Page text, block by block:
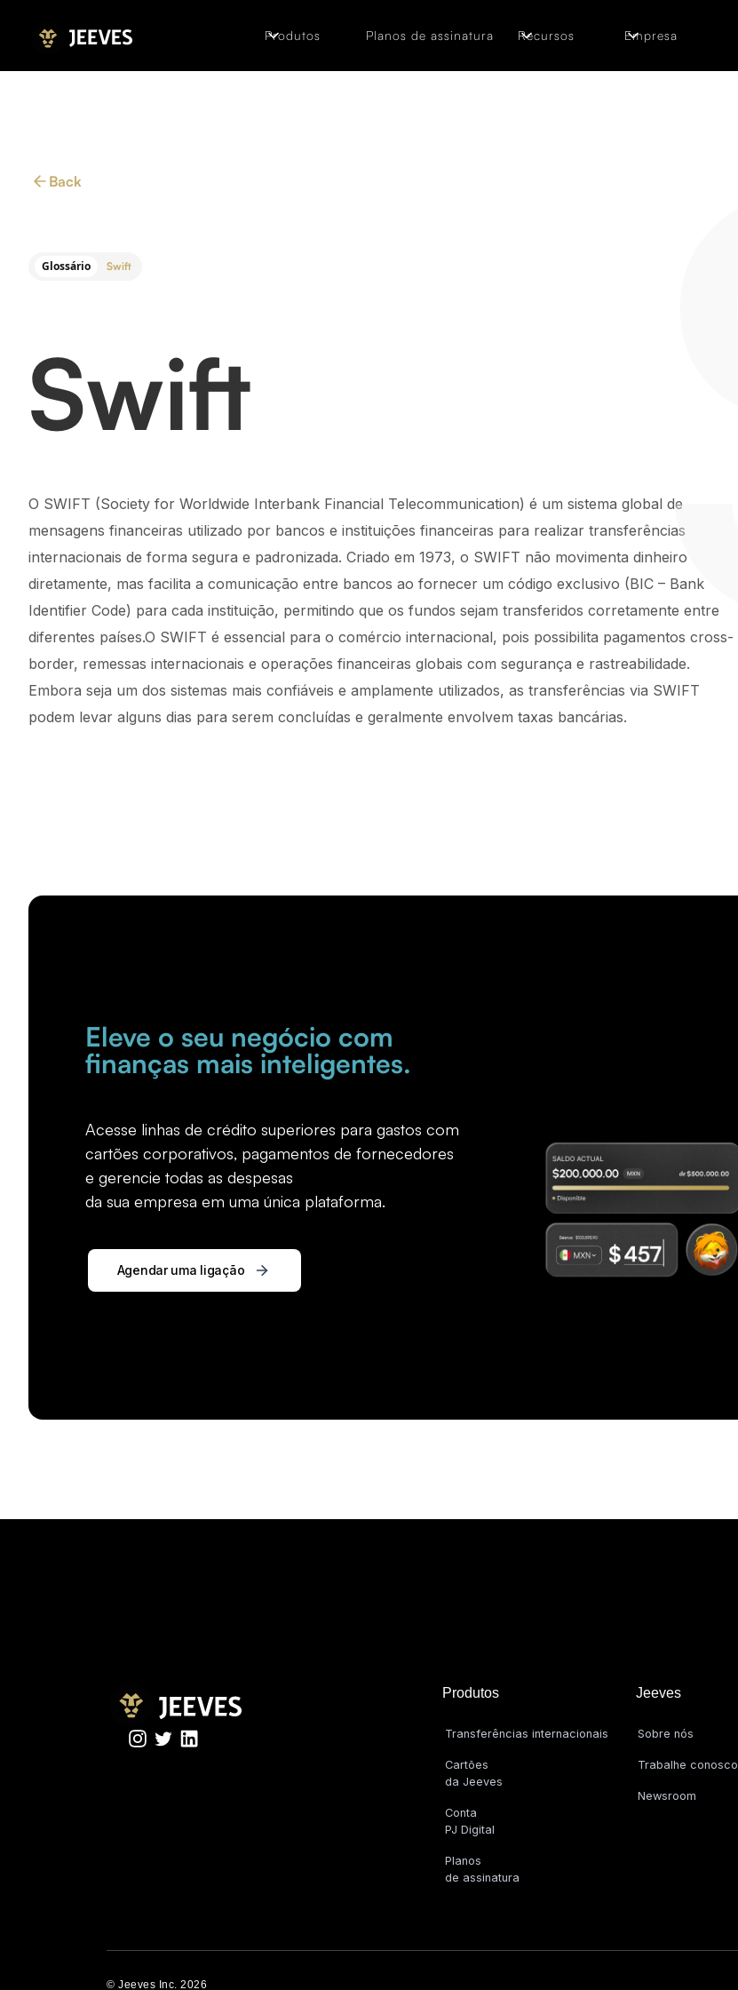
Produtos Planos de assinatura Recursos Empresa
Back
Glossário Swift S
Swift
O SWIFT (Society for Worldwide Interbank Financial Telecommunication) é um sistema global de
mensagens financeiras utilizado por bancos e instituições financeiras para realizar transferências
internacionais de forma segura e padronizada. Criado em 1973, o SWIFT não movimenta dinheiro
diretamente, mas facilita a comunicação entre bancos ao fornecer um código exclusivo (BIC – Bank
Identifier Code) para cada instituição, permitindo que os fundos sejam transferidos corretamente entre
diferentes países.O SWIFT é essencial para o comércio internacional, pois possibilita pagamentos cross-
border, remessas internacionais e operações financeiras globais com segurança e rastreabilidade.
Embora seja um dos sistemas mais confiáveis e amplamente utilizados, as transferências via SWIFT
podem levar alguns dias para serem concluídas e geralmente envolvem taxas bancárias.
Eleve o seu negócio com
finanças mais inteligentes.
Acesse linhas de crédito superiores para gastos com
cartões corporativos, pagamentos de fornecedores
e gerencie todas as despesas
da sua empresa em uma única plataforma.
Agendar uma ligação
Produtos
Transferências internacionais
Cartões
da Jeeves
Conta
PJ Digital
Planos
de assinatura
Jeeves
Sobre nós
Trabalhe conosco
Newsroom
© Jeeves Inc. 2026